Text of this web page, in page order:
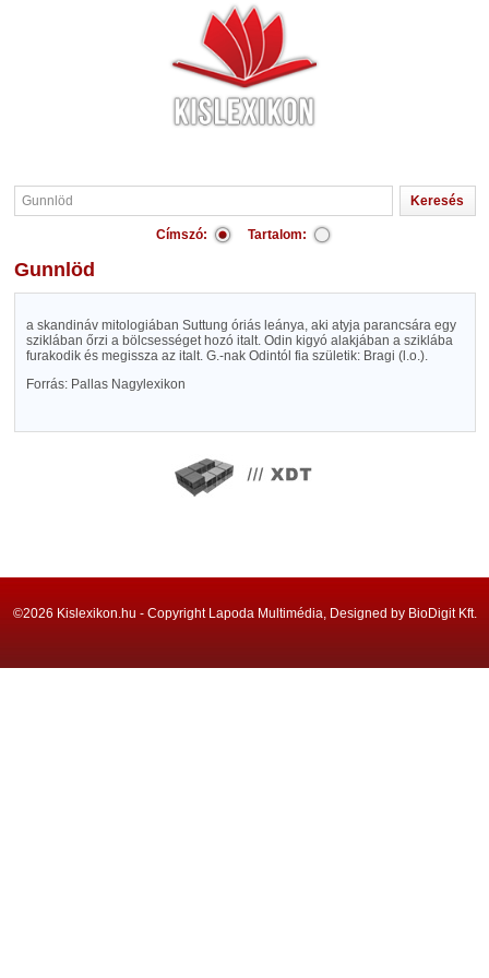
Címszó: Tartalom:
Gunnlöd
a skandináv mitologiában Suttung óriás leánya, aki atyja parancsára egy
sziklában őrzi a bölcsességet hozó italt. Odin kigyó alakjában a sziklába
furakodik és megissza az italt. G.-nak Odintól fia születik: Bragi (l.o.).
Forrás: Pallas Nagylexikon
©2026 Kislexikon.hu - Copyright Lapoda Multimédia, Designed by BioDigit Kft.